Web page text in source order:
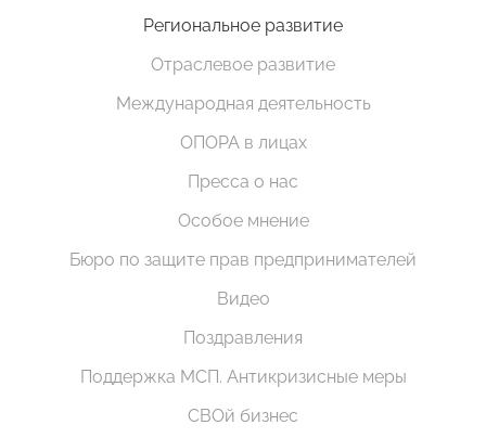
Региональное развитие
Отраслевое развитие
Международная деятельность
ОПОРА в лицах
Пресса о нас
Особое мнение
Бюро по защите прав предпринимателей
Видео
Поздравления
Поддержка МСП. Антикризисные меры
СВОй бизнес